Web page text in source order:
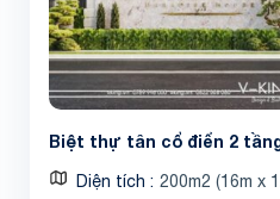
Biệt thự tân cổ điển 2
Diện tích 200m2 (16m x